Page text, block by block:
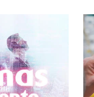
en las